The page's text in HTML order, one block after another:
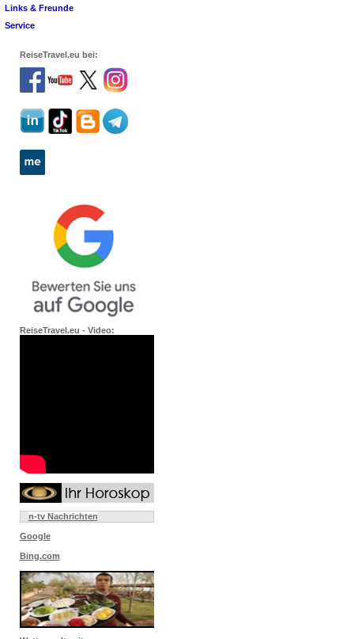
Links & Freunde
Service
ReiseTravel.eu bei:
ReiseTravel.eu - Video:
n-tv Nachrichten
Google
Bing.com